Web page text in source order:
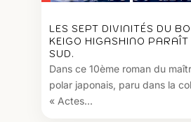
LES SEPT DIVINITÉS DU
KEIGO HIGASHINO PARAÎT
SUD.
Dans ce 10ème roman du
polar japonais, paru dans la
« Actes...